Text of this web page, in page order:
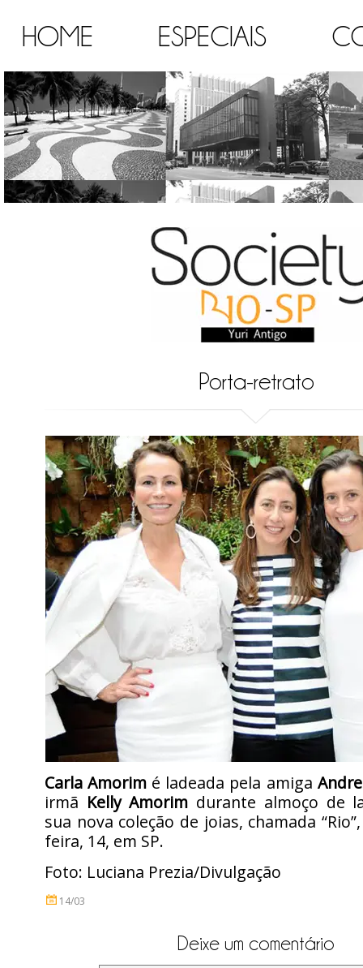
HOME ESPECIAIS
Porta-retrato
Carla Amorim é ladeada pela amiga
irmã Kelly Amorim durante almoço de
sua nova coleção de joias, chamada
feira, 14, em SP.
Foto: Luciana Prezia/Divulgação
14/03
Deixe um comentário